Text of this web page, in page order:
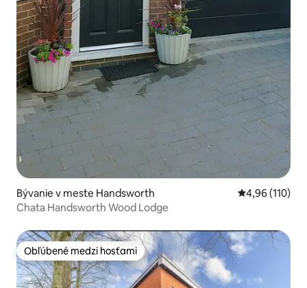
Bývanie v meste Handsworth Priemerné
4,96 (110)
Chata Handsworth Wood Lodge
Obľúbené medzi hosťami
Obľúbené medzi hosťami